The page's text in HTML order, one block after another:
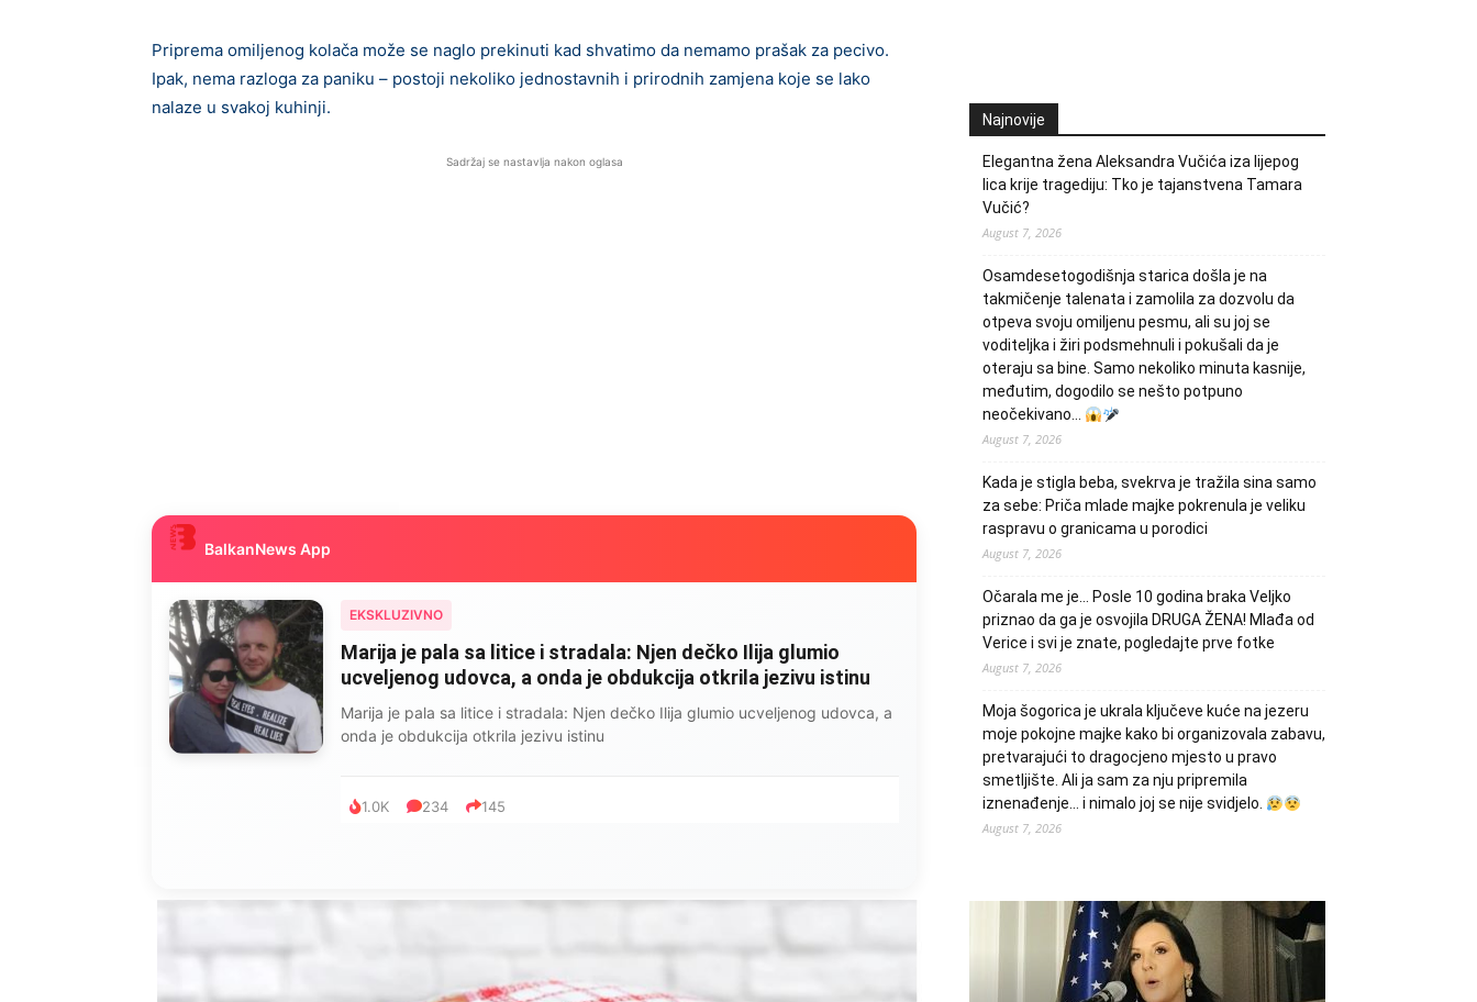
Priprema omiljenog kolača može se naglo prekinuti kad shvatimo da nemamo prašak za pecivo.
Ipak, nema razloga za paniku – postoji nekoliko jednostavnih i prirodnih zamjena koje se lako
nalaze u svakoj kuhinji.
Sadržaj se nastavlja nakon oglasa
BalkanNews App
EKSKLUZIVNO
Marija je pala sa litice i stradala: Njen dečko Ilija glumio
ucveljenog udovca, a onda je obdukcija otkrila jezivu istinu
Marija je pala sa litice i stradala: Njen dečko Ilija glumio ucveljenog udovca, a
onda je obdukcija otkrila jezivu istinu
1.0K 234 145
Najnovije
Elegantna žena Aleksandra Vučića iza lijepog
lica krije tragediju: Tko je tajanstvena Tamara
Vučić?
August 7, 2026
Osamdesetogodišnja starica došla je na
takmičenje talenata i zamolila za dozvolu da
otpeva svoju omiljenu pesmu, ali su joj se
voditeljka i žiri podsmehnuli i pokušali da je
oteraju sa bine. Samo nekoliko minuta kasnije,
međutim, dogodilo se nešto potpuno
neočekivano…
August 7, 2026
Kada je stigla beba, svekrva je tražila sina samo
za sebe: Priča mlade majke pokrenula je veliku
raspravu o granicama u porodici
August 7, 2026
Očarala me je… Posle 10 godina braka Veljko
priznao da ga je osvojila DRUGA ŽENA! Mlađa od
Verice i svi je znate, pogledajte prve fotke
August 7, 2026
Moja šogorica je ukrala ključeve kuće na jezeru
moje pokojne majke kako bi organizovala zabavu,
pretvarajući to dragocjeno mjesto u pravo
smetljište. Ali ja sam za nju pripremila
iznenađenje… i nimalo joj se nije svidjelo.
August 7, 2026